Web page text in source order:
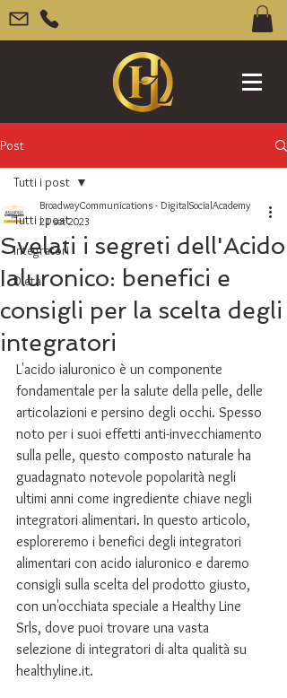
Post
Tutti i post
Integratori
Dieta
Tutti i post
Svelati i segreti dell'Acido
Ialuronico: benefici e
consigli per la scelta degli
integratori
BroadwayCommunications - DigitalSocialAcademy
21 set 2023
L'acido ialuronico è un componente
fondamentale per la salute della pelle, delle
articolazioni e persino degli occhi. Spesso
noto per i suoi effetti anti-invecchiamento
sulla pelle, questo composto naturale ha
guadagnato notevole popolarità negli
ultimi anni come ingrediente chiave negli
integratori alimentari. In questo articolo,
esploreremo i benefici degli integratori
alimentari con acido ialuronico e daremo
consigli sulla scelta del prodotto giusto,
con un'occhiata speciale a Healthy Line
Srls, dove puoi trovare una vasta
selezione di integratori di alta qualità su
healthyline.it.